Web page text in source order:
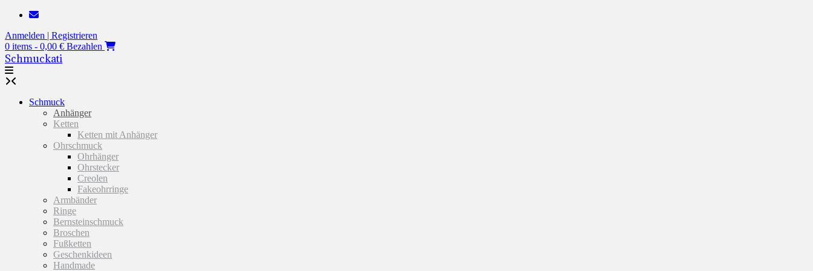
Zum
springen
Anmelden | Registrieren
0 items - 0,00 € Bezahlen
Schmuckati
Schmuck
Anhänger
Ketten
Ketten mit Anhänger
Ohrschmuck
Ohrhänger
Ohrstecker
Creolen
Fakeohrringe
Armbänder
Ringe
Bernsteinschmuck
Broschen
Fußketten
Geschenkideen
Handmade